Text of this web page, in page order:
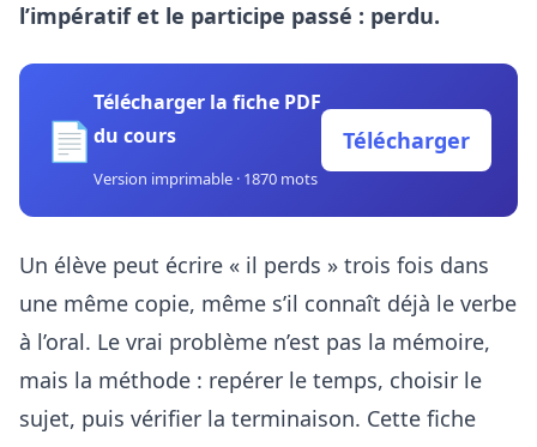
l’impératif et le participe passé : perdu.
📄
Télécharger la fiche PDF
du cours
Version imprimable · 1870 mots
Télécharger
Un élève peut écrire « il perds » trois fois dans
une même copie, même s’il connaît déjà le verbe
à l’oral. Le vrai problème n’est pas la mémoire,
mais la méthode : repérer le temps, choisir le
sujet, puis vérifier la terminaison. Cette fiche